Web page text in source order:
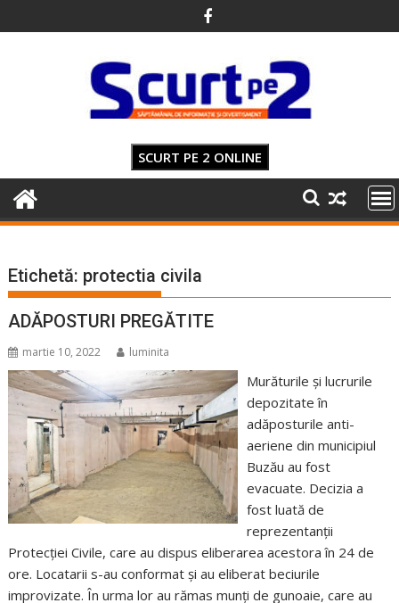
to
SCURT PE 2 ONLINE
Etichetă: protectia civila
ADĂPOSTURI PREGĂTITE
martie 10, 2022 luminita
Murăturile și lucrurile
depozitate în
adăposturile anti-
aeriene din municipiul
Buzău au fost
evacuate. Decizia a
fost luată de
reprezentanții
Protecției Civile, care au dispus eliberarea acestora în 24 de
ore. Locatarii s-au conformat și au eliberat beciurile
improvizate. În urma lor au rămas munți de gunoaie, care au